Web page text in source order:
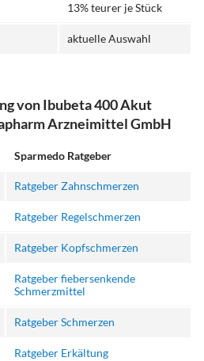
13% teurer je Stück
aktuelle Auswahl
von Ibubeta 400 Akut
Arzneimittel GmbH
Sparmedo Ratgeber
Ratgeber Zahnschmerzen
Ratgeber Regelschmerzen
Ratgeber Kopfschmerzen
Ratgeber fiebersenkende
Schmerzmittel
Ratgeber Schmerzen
Ratgeber Erkältung